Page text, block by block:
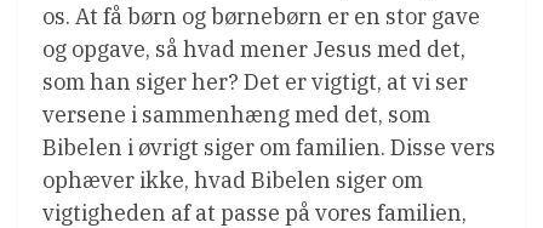
os. At få børn og børnebørn er en stor gave
og opgave, så hvad mener Jesus med det,
som han siger her? Det er vigtigt, at vi ser
versene i sammenhæng med det, som
Bibelen i øvrigt siger om familien. Disse vers
ophæver ikke, hvad Bibelen siger om
vigtigheden af at passe på vores familien,